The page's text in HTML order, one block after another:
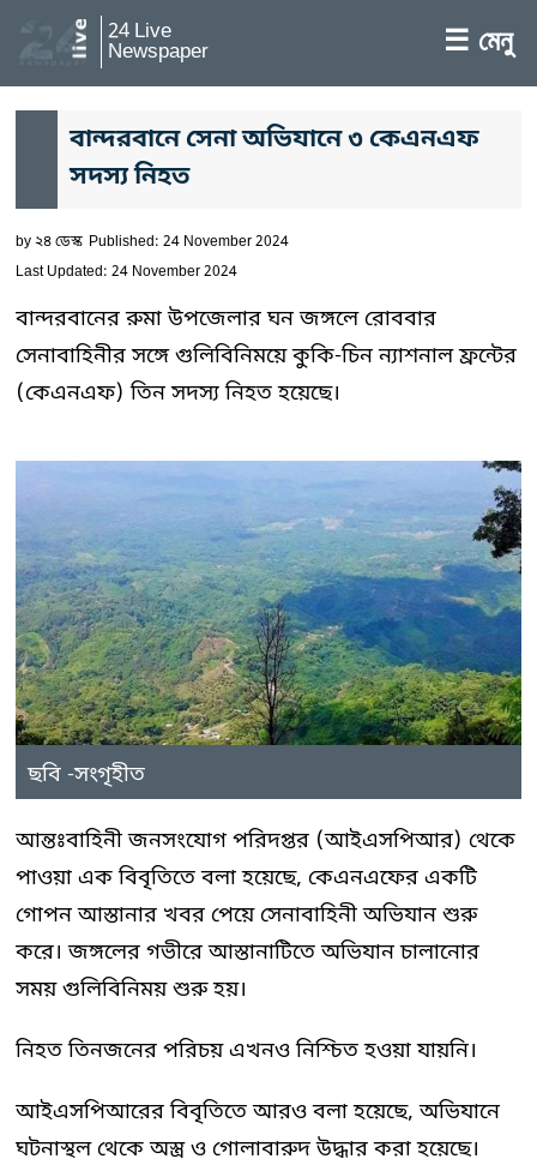
24 Live
Newspaper ☰ মেনু
বান্দরবানে সেনা অভিযানে ৩ কেএনএফ
সদস্য নিহত
by২৪ ডেস্ক Published: 24 November 2024
Last Updated: 24 November 2024
বান্দরবানের রুমা উপজেলার ঘন জঙ্গলে রোববার
সেনাবাহিনীর সঙ্গে গুলিবিনিময়ে কুকি-চিন ন্যাশনাল ফ্রন্টের
(কেএনএফ) তিন সদস্য নিহত হয়েছে।
ছবি -সংগৃহীত
আন্তঃবাহিনী জনসংযোগ পরিদপ্তর (আইএসপিআর) থেকে
পাওয়া এক বিবৃতিতে বলা হয়েছে, কেএনএফের একটি
গোপন আস্তানার খবর পেয়ে সেনাবাহিনী অভিযান শুরু
করে। জঙ্গলের গভীরে আস্তানাটিতে অভিযান চালানোর
সময় গুলিবিনিময় শুরু হয়।
নিহত তিনজনের পরিচয় এখনও নিশ্চিত হওয়া যায়নি।
আইএসপিআরের বিবৃতিতে আরও বলা হয়েছে, অভিযানে
ঘটনাস্থল থেকে অস্ত্র ও গোলাবারুদ উদ্ধার করা হয়েছে।